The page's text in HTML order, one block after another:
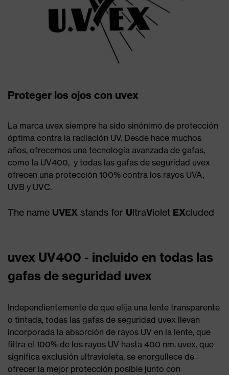
Proteger los ojos con uvex
La marca uvex siempre ha sido sinónimo de protección
óptima contra la radiación UV. Desde hace muchos
años, ofrecemos una tecnología avanzada de gafas,
como la UV400, y todas las gafas de seguridad uvex
ofrecen una protección 100% contra los rayos UVA,
UVB y UVC.
The name UVEX stands for UltraViolet EXcluded
uvex UV400 - incluido en todas las
gafas de seguridad uvex
Independientemente de que elija una lente transparente
o tintada, todas las gafas de seguridad uvex llevan
incorporada la absorción de rayos UV en la lente, que
filtra el 100% de los rayos UV hasta 400 nm. uvex, que
significa exclusión ultravioleta, se enorgullece de
ofrecer la mejor protección posible junto con